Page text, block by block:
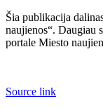
Šia publikacija
naujienos“. Daugiau
portale Miesto
Source link